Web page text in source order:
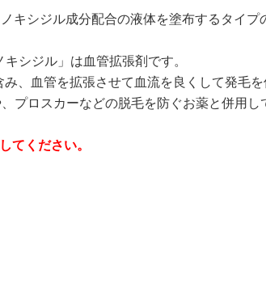
キシジル成分配合の液体を塗布するタイプ
シジル」は血管拡張剤です。
み、血管を拡張させて血流を良くして発毛を
プロスカーなどの脱毛を防ぐお薬と併用し
てください。